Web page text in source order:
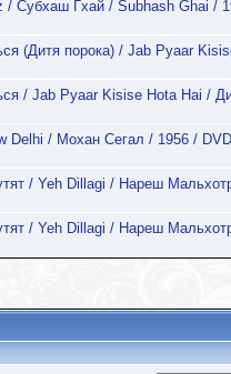
/ Субхаш Гхай / Subhash Ghai /
(Дитя порока) / Jab Pyaar
/ Jab Pyaar Kisise Hota Hai /
Delhi / Мохан Сегал / 1956 /
/ Yeh Dillagi / Нареш
/ Yeh Dillagi / Нареш